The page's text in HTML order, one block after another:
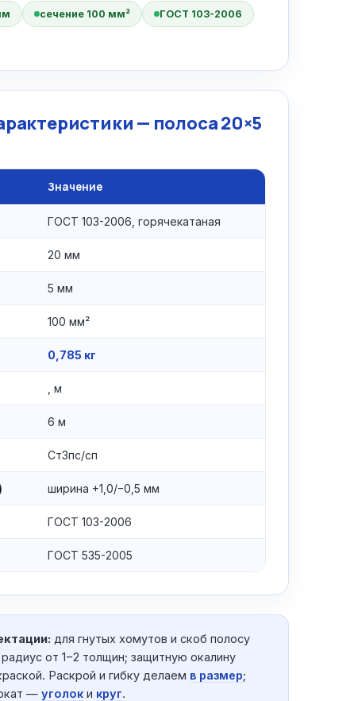
сечение 100 мм² ГОСТ 103-2006
— полоса 20×5
Значение
ГОСТ 103-2006, горячекатаная
20 мм
5 мм
100 мм²
0,785 кг
, м
6 м
Ст3пс/сп
ширина +1,0/−0,5 мм
ГОСТ 103-2006
ГОСТ 535-2005
для гнутых хомутов и скоб полосу
от 1−2 толщин; защитную окалину
Раскрой и гибку делаем в размер;
— уголок и круг.